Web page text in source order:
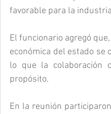
favorable para la
El funcionario agregó
económica del estado
lo que la colaboración
propósito.
En la reunión